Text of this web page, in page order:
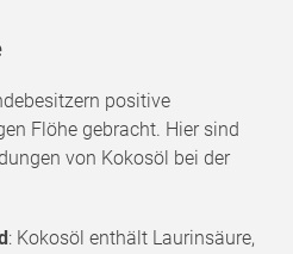
positive
Flöhe gebracht. Hier sind
von Kokosöl bei der
: Kokosöl enthält Laurinsäure,